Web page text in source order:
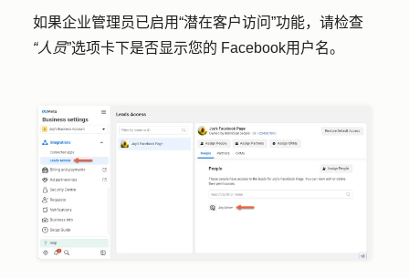
如果企业管理员已启用“潜在客户访问”功能，请检查
“人员”选项卡下是否显示您的 Facebook用户名。